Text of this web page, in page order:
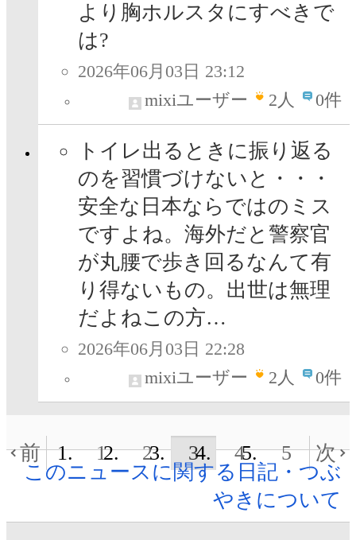
より胸ホルスタにすべきで
は?
2026年06月03日 23:12
mixiユーザー
2人 0件
トイレ出るときに振り返る
のを習慣づけないと・・・
安全な日本ならではのミス
ですよね。海外だと警察官
が丸腰で歩き回るなんて有
り得ないもの。出世は無理
だよねこの方…
2026年06月03日 22:28
mixiユーザー
2人 0件
前 1 2 3 4 5
次
このニュースに関する日記・つぶ
やきについて